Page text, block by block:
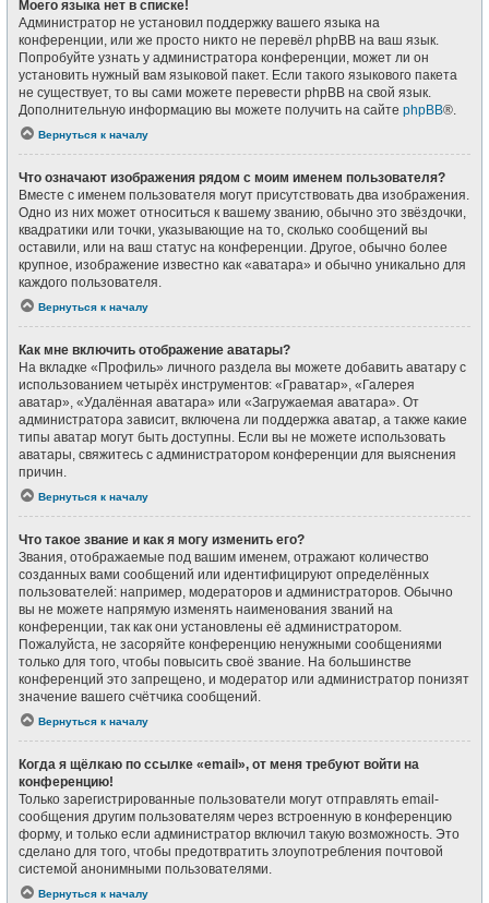
Моего языка нет в списке!
Администратор не установил поддержку вашего языка на
конференции, или же просто никто не перевёл phpBB на ваш язык.
Попробуйте узнать у администратора конференции, может ли он
установить нужный вам языковой пакет. Если такого языкового пакета
не существует, то вы сами можете перевести phpBB на свой язык.
Дополнительную информацию вы можете получить на сайте phpBB®.
Вернуться к началу
Что означают изображения рядом с моим именем пользователя?
Вместе с именем пользователя могут присутствовать два изображения.
Одно из них может относиться к вашему званию, обычно это звёздочки,
квадратики или точки, указывающие на то, сколько сообщений вы
оставили, или на ваш статус на конференции. Другое, обычно более
крупное, изображение известно как «аватара» и обычно уникально для
каждого пользователя.
Вернуться к началу
Как мне включить отображение аватары?
На вкладке «Профиль» личного раздела вы можете добавить аватару с
использованием четырёх инструментов: «Граватар», «Галерея
аватар», «Удалённая аватара» или «Загружаемая аватара». От
администратора зависит, включена ли поддержка аватар, а также какие
типы аватар могут быть доступны. Если вы не можете использовать
аватары, свяжитесь с администратором конференции для выяснения
причин.
Вернуться к началу
Что такое звание и как я могу изменить его?
Звания, отображаемые под вашим именем, отражают количество
созданных вами сообщений или идентифицируют определённых
пользователей: например, модераторов и администраторов. Обычно
вы не можете напрямую изменять наименования званий на
конференции, так как они установлены её администратором.
Пожалуйста, не засоряйте конференцию ненужными сообщениями
только для того, чтобы повысить своё звание. На большинстве
конференций это запрещено, и модератор или администратор понизят
значение вашего счётчика сообщений.
Вернуться к началу
Когда я щёлкаю по ссылке «email», от меня требуют войти на
конференцию!
Только зарегистрированные пользователи могут отправлять email-
сообщения другим пользователям через встроенную в конференцию
форму, и только если администратор включил такую возможность. Это
сделано для того, чтобы предотвратить злоупотребления почтовой
системой анонимными пользователями.
Вернуться к началу